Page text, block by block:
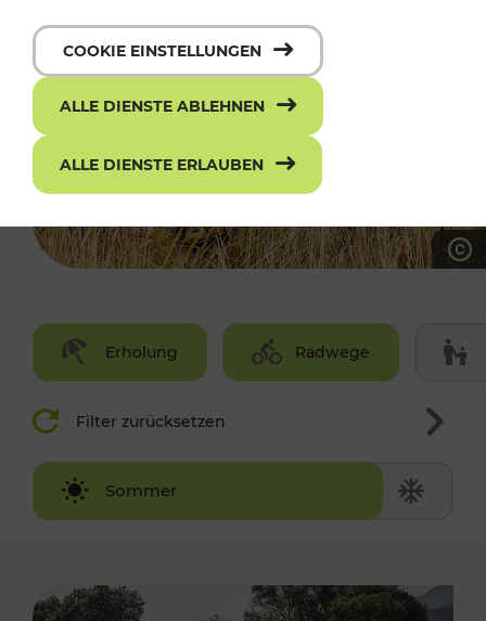
Erholung Radwege
Filter zurücksetzen
Sommer
Winter
COOKIE EINSTELLUNGEN
ALLE DIENSTE ABLEHNEN
ALLE DIENSTE ERLAUBEN